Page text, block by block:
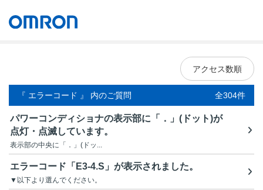
アクセス数順
『 エラーコード 』 内のご質問 全304件
パワーコンディショナの表示部に「．」(ドット)が
点灯・点滅しています。
表示部の中央に「．」(ドッ...
エラーコード「E3-4.S」が表示されました。
▼以下より選んでください。